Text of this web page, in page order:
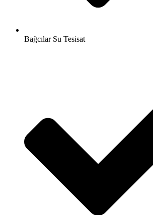
Bağcılar Su Tesisat